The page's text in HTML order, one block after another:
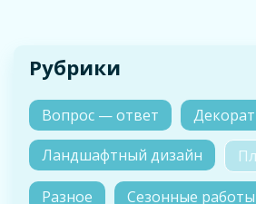
Рубрики
Вопрос — ответ
Ландшафтный дизайн
Разное Сезонные работы